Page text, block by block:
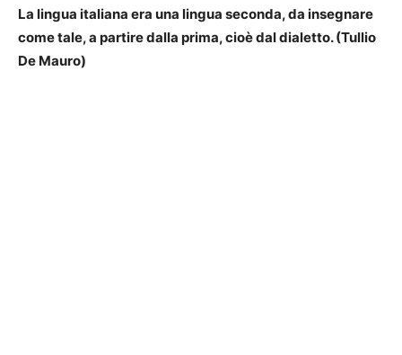
La lingua italiana era una lingua seconda, da insegnare
come tale, a partire dalla prima, cioè dal dialetto. (Tullio
De Mauro)